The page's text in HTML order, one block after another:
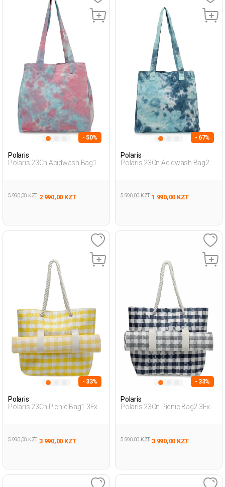
- 50%
Polaris
Polaris 23Cn Acidwash Bag1
5 990,00 KZT 2 990,00 KZT
- 67%
Polaris
Polaris 23Cn Acidwash Bag2
5 990,00 KZT 1 990,00 KZT
- 33%
Polaris
Polaris 23Cn Picnic Bag1 3Fx
5 990,00 KZT 3 990,00 KZT
- 33%
Polaris
Polaris 23Cn Picnic Bag2 3Fx
5 990,00 KZT 3 990,00 KZT